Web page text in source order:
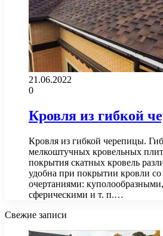
21.06.2022
0
Кровля из гибкой
Кровля из гибкой черепицы.
мелкоштучных кровельных
покрытия скатных кровель
удобна при покрытии кровли
очертаниями:
сферическими и т. п.…
Свежие записи